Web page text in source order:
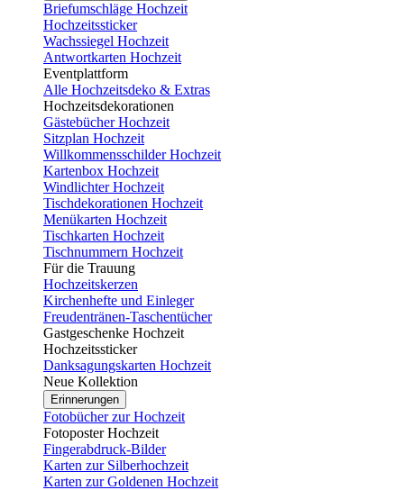
Briefumschläge Hochzeit
Hochzeitssticker
Wachssiegel Hochzeit
Antwortkarten Hochzeit
Eventplattform
Alle Hochzeitsdeko & Extras
Hochzeitsdekorationen
Gästebücher Hochzeit
Sitzplan Hochzeit
Willkommensschilder Hochzeit
Kartenbox Hochzeit
Windlichter Hochzeit
Tischdekorationen Hochzeit
Menükarten Hochzeit
Tischkarten Hochzeit
Tischnummern Hochzeit
Für die Trauung
Hochzeitskerzen
Kirchenhefte und Einleger
Freudentränen-Taschentücher
Gastgeschenke Hochzeit
Hochzeitssticker
Danksagungskarten Hochzeit
Neue Kollektion
Erinnerungen
Fotobücher zur Hochzeit
Fotoposter Hochzeit
Fingerabdruck-Bilder
Karten zur Silberhochzeit
Karten zur Goldenen Hochzeit